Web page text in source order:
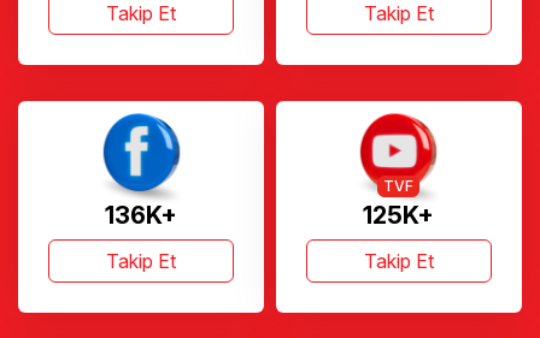
Takip Et Takip Et
136K+
Takip Et
125K+
TVF
Takip Et